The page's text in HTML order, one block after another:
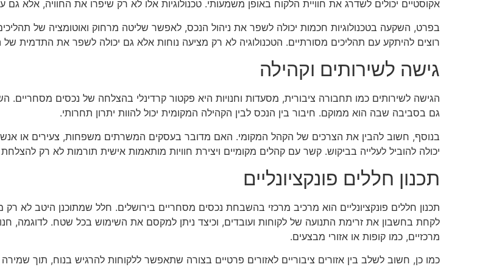
אקוסטיים יכולים לשדרג את חוויית הלקוח באופן משמעותי. טכנולוגיות אלו לא רק שיפרו את החוויה, אלא גם
בפרט, השקעה בטכנולוגיות חכמות יכולה לשפר את ניהול הנכס, לאפשר שליטה מרחוק ואוטומציה של
רוצים להיתקע עם תהליכים מסורתיים. הטכנולוגיה לא רק מציעה נוחות אלא גם יכולה לשפר את התדמית של
גישה לשירותים וקהילה
הגישה לשירותים כמו תחבורה ציבורית, מסעדות וחנויות היא פקטור קרדינלי בהצלחה של נכסים
גם בסביבה שבה הוא ממוקם. חיבור בין הנכס לבין הקהילה המקומית יכול להוות יתרון תחרותי.
בנוסף, חשוב להבין את הצרכים של הקהל המקומי. האם מדובר בעסקים המשרתים משפחות, צעירים או
יכולה להוביל לעלייה בביקוש. קשר עם קהלים מקומיים ויצירת חוויות מותאמות אישית תורמות לא רק
תכנון חללים פונקציונליים
תכנון חללים פונקציונליים הוא מרכיב מרכזי בהשבחת נכסים מסחריים בירושלים. חלל שמתוכנן היטב לא
לקחת בחשבון את זרימת התנועה של לקוחות ועובדים, וכיצד ניתן למקסם את השימוש בכל שטח. לדוגמה,
מרכזיים, כמו קופות או אזורי מבצעים.
כמו כן, חשוב לשלב בין אזורים ציבוריים לאזורים פרטיים בצורה שתאפשר ללקוחות להרגיש בנוח, תוך